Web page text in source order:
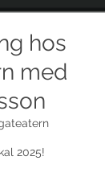
hos
med
2025!